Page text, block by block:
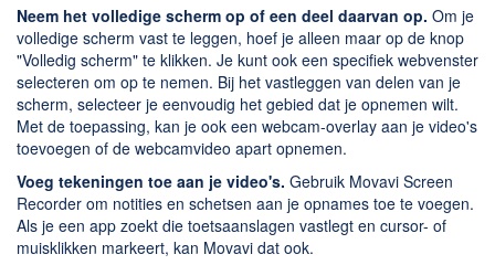
Neem het volledige scherm op of een deel daarvan op. Om je
volledige scherm vast te leggen, hoef je alleen maar op de knop
"Volledig scherm" te klikken. Je kunt ook een specifiek webvenster
selecteren om op te nemen. Bij het vastleggen van delen van je
scherm, selecteer je eenvoudig het gebied dat je opnemen wilt.
Met de toepassing, kan je ook een webcam-overlay aan je video's
toevoegen of de webcamvideo apart opnemen.
Voeg tekeningen toe aan je video's. Gebruik Movavi Screen
Recorder om notities en schetsen aan je opnames toe te voegen.
Als je een app zoekt die toetsaanslagen vastlegt en cursor- of
muisklikken markeert, kan Movavi dat ook.